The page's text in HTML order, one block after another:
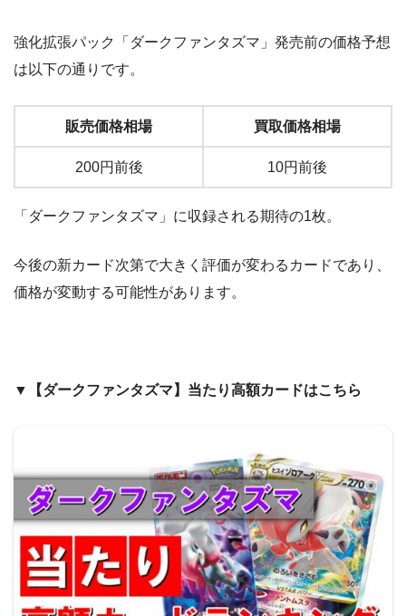
強化拡張パック「ダークファンタズマ」発売前の価格予想
は以下の通りです。
販売価格相場 買取価格相場
200円前後 10円前後
「ダークファンタズマ」に収録される期待の1枚。
今後の新カード次第で大きく評価が変わるカードであり、
価格が変動する可能性があります。
▼【ダークファンタズマ】当たり高額カードはこちら